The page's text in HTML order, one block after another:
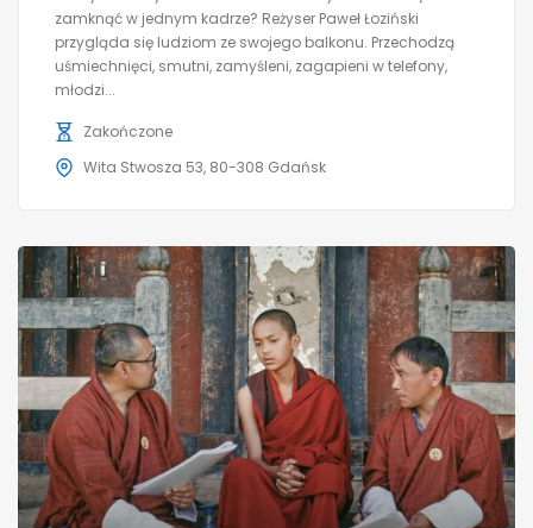
zamknąć w jednym kadrze? Reżyser Paweł Łoziński
przygląda się ludziom ze swojego balkonu. Przechodzą
uśmiechnięci, smutni, zamyśleni, zagapieni w telefony,
młodzi...
Zakończone
Wita Stwosza 53, 80-308 Gdańsk